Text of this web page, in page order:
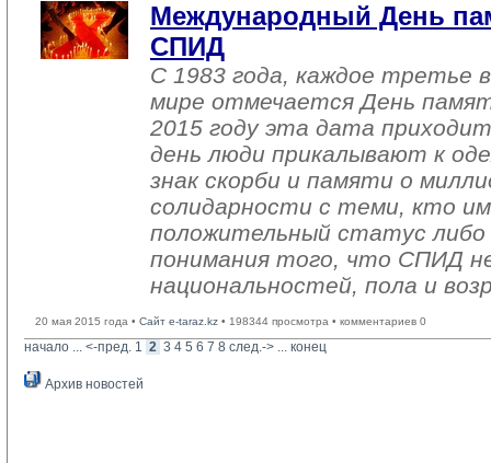
Международный День
СПИД
С 1983 года, каждое третье
мире отмечается День
2015 году эта дата
день люди прикалывают к
знак скорби и памяти о
солидарности с теми, кто
положительный статус либо
понимания того, что СПИД
национальностей, пола и
20 мая 2015 года • Сайт e-taraz.kz • 198344 просмотра • комментариев 0
начало ... <-пред. 1 2 3 4 5 6 7 8 след.-> ... конец
Архив новостей